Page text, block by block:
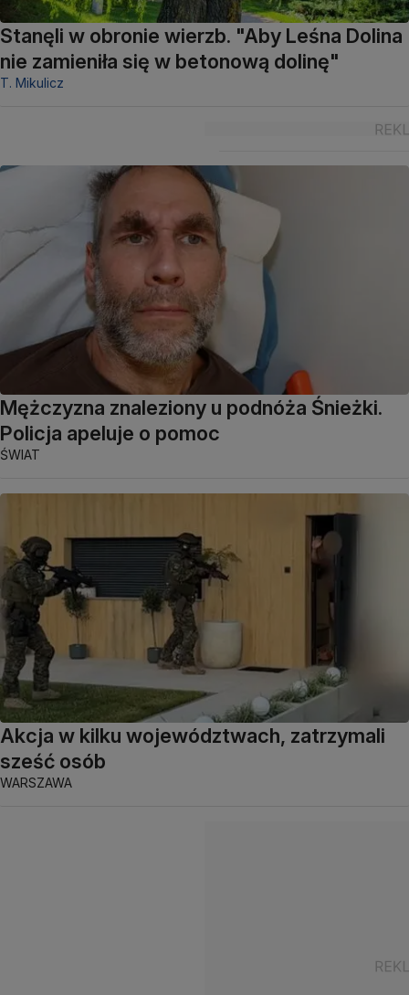
Stanęli w obronie wierzb. "Aby Leśna Dolina
nie zamieniła się w betonową dolinę"
T. Mikulicz
Mężczyzna znaleziony u podnóża Śnieżki.
Policja apeluje o pomoc
ŚWIAT
Akcja w kilku województwach, zatrzymali
sześć osób
WARSZAWA